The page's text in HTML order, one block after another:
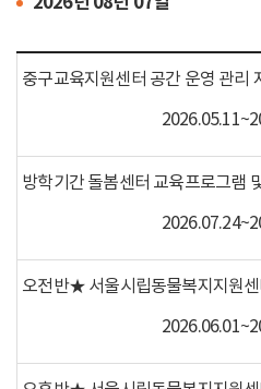
중구교육지원센터 공간 운영 관리